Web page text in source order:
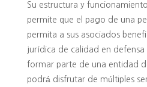
Su estructura y
permite que el pago de una
permita a sus asociados
jurídica de calidad en defensa
formar parte de una entidad
podrá disfrutar de múltiples